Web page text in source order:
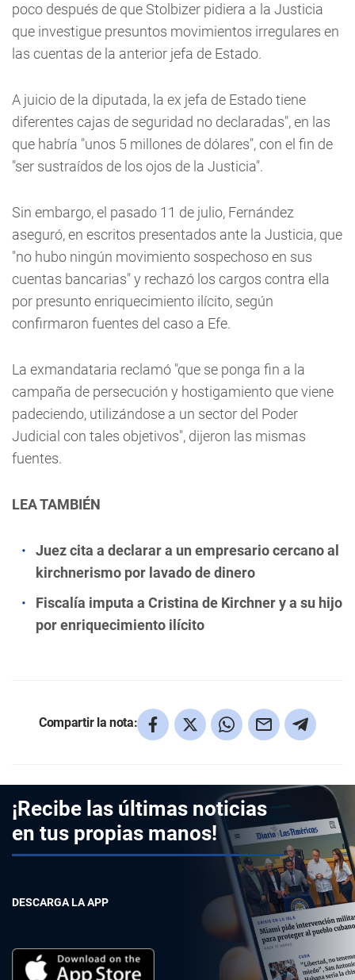
poco después de que Stolbizer pidiera a la Justicia
que investigue presuntos movimientos irregulares en
las cuentas de la anterior jefa de Estado.
A juicio de la diputada, la ex jefa de Estado tiene
diferentes cajas de seguridad no declaradas", en las
que habría "unos 5 millones de dólares", con el fin de
"ser sustraídos de los ojos de la Justicia".
Sin embargo, el pasado 11 de julio, Fernández
aseguró, en escritos presentados ante la Justicia, que
"no hubo ningún movimiento sospechoso en sus
cuentas bancarias" y rechazó los cargos contra ella
por presunto enriquecimiento ilícito, según
confirmaron fuentes del caso a Efe.
La exmandataria reclamó "que se ponga fin a la
campaña de persecución y hostigamiento que viene
padeciendo, utilizándose a un sector del Poder
Judicial con tales objetivos", dijeron las mismas
fuentes.
LEA TAMBIÉN
Juez cita a declarar a un empresario cercano al
kirchnerismo por lavado de dinero
Fiscalía imputa a Cristina de Kirchner y a su hijo
por enriquecimiento ilícito
Compartir la nota:
¡Recibe las últimas noticias
en tus propias manos!
DESCARGA LA APP